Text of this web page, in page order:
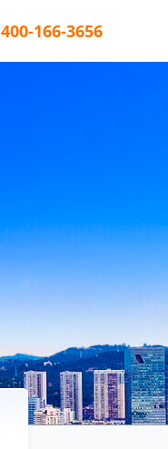
400-166-3656